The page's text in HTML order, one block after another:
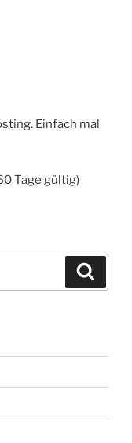
Einfach mal
Tage gültig)